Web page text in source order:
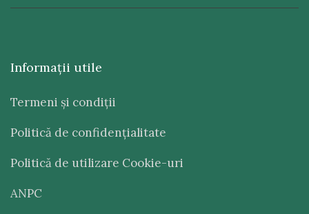
Informaţii utile
Termeni şi condiţii
Politică de confidenţialitate
Politică de utilizare Cookie-uri
ANPC